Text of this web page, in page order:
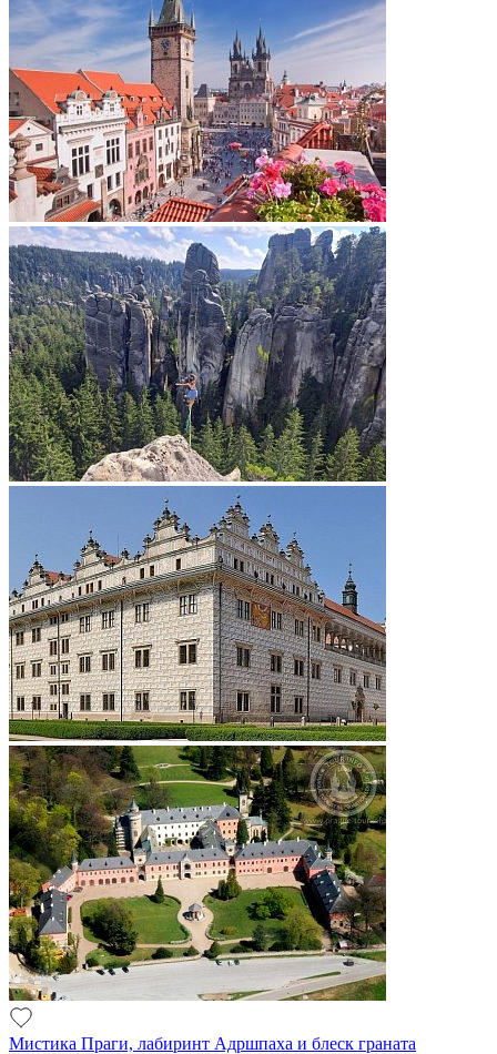
Мистика Праги, лабиринт Адршпаха и блеск граната